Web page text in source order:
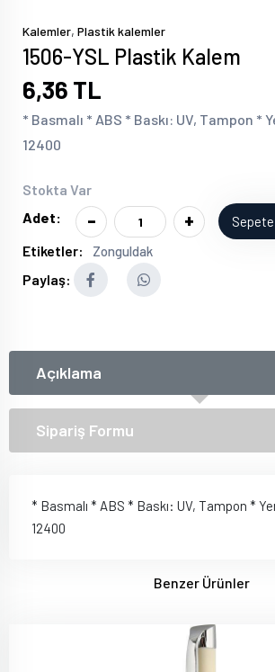
Kalemler, Plastik kalemler
1506-YSL Plastik Kalem
6,36 TL
* Basmalı * ABS * Baskı: UV, Tampon *
12400
Stokta Var
Adet:
- +
Etiketler: Zonguldak
Paylaş:
Açıklama
Sipariş Formu
* Basmalı * ABS * Baskı: UV, Tampon *
12400
Benzer Ürünler